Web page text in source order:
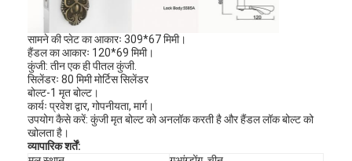
सामने की प्लेट का आकारः 309*67 मिमी।
हैंडल का आकारः 120*69 मिमी।
कुंजी: तीन एक ही पीतल कुंजी.
सिलेंडरः 80 मिमी मोर्टिस सिलेंडर
बोल्ट-1 मृत बोल्ट।
कार्यः प्रवेश द्वार, गोपनीयता, मार्ग।
उपयोग कैसे करें: कुंजी मृत बोल्ट को अनलॉक करती है और हैंडल लॉक बोल्ट को
खोलता है।
व्यापारिक शर्तें: